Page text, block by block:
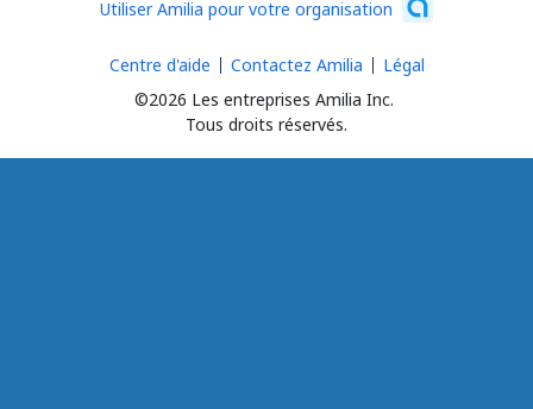
Utiliser Amilia pour votre organisation
©2026 Les entreprises Amilia Inc.
Tous droits réservés.
Centre d'aide Contactez Amilia Légal